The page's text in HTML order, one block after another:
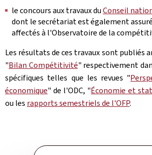
le concours aux travaux duConseil
dont le secrétariat est également
affectés à l'Observatoire de la
Les résultats de ces travaux sont publiés
"Bilan Compétitivité" respectivement
spécifiques telles que les revues "
économique" de l'ODC, "Économie et
ou les rapports semestriels de l'OFP.